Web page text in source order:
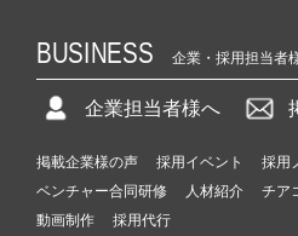
BUSINESS 企業・採用担当者
企業担当者様へ
掲載企業様の声 採用イベント 採用
ベンチャー合同研修
人材紹介 チア
動画制作
採用代行